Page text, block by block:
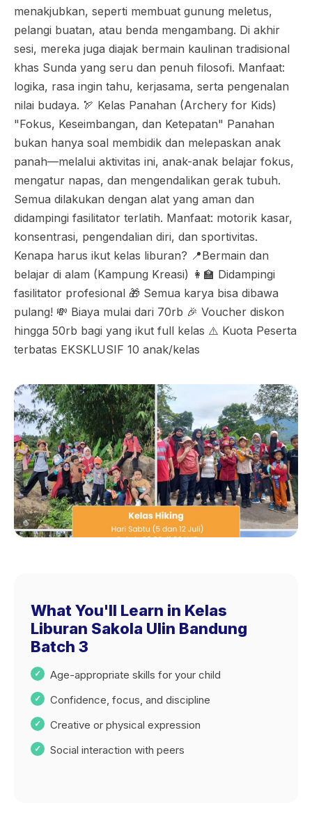
menakjubkan, seperti membuat gunung meletus,
pelangi buatan, atau benda mengambang. Di akhir
sesi, mereka juga diajak bermain kaulinan tradisional
khas Sunda yang seru dan penuh filosofi. Manfaat:
logika, rasa ingin tahu, kerjasama, serta pengenalan
nilai budaya. 🏹 Kelas Panahan (Archery for Kids)
"Fokus, Keseimbangan, dan Ketepatan" Panahan
bukan hanya soal membidik dan melepaskan anak
panah—melalui aktivitas ini, anak-anak belajar fokus,
mengatur napas, dan mengendalikan gerak tubuh.
Semua dilakukan dengan alat yang aman dan
didampingi fasilitator terlatih. Manfaat: motorik kasar,
konsentrasi, pengendalian diri, dan sportivitas.
Kenapa harus ikut kelas liburan? 📍Bermain dan
belajar di alam (Kampung Kreasi) 👩‍🏫 Didampingi
fasilitator profesional 🎁 Semua karya bisa dibawa
pulang! 💸 Biaya mulai dari 70rb 🎉 Voucher diskon
hingga 50rb bagi yang ikut full kelas ⚠️ Kuota Peserta
terbatas EKSKLUSIF 10 anak/kelas
What You'll Learn in Kelas
Liburan Sakola Ulin Bandung
Batch 3
Age-appropriate skills for your child
Confidence, focus, and discipline
Creative or physical expression
Social interaction with peers